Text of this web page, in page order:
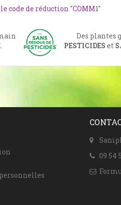
code de réduction "COMM1"
.
Des plantes
PESTICIDES et
09 54